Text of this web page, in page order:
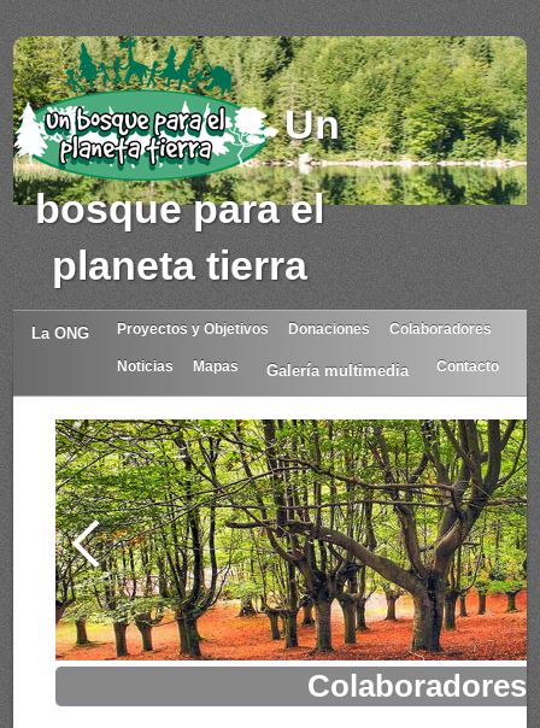
Un
bosque para el
planeta tierra
La ONG Proyectos y Objetivos Donaciones Colaboradores
Noticias Mapas Galería multimedia Contacto
Colaboradores